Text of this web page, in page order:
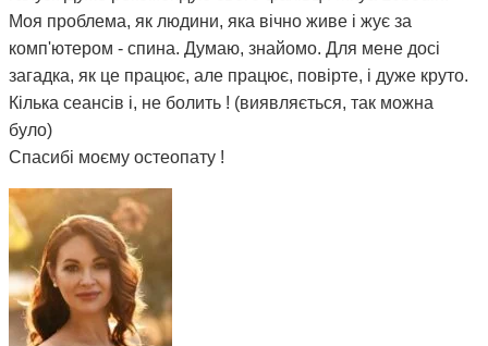
Моя проблема, як людини, яка вічно живе і жує за
комп'ютером - спина. Думаю, знайомо. Для мене досі
загадка, як це працює, але працює, повірте, і дуже круто.
Кілька сеансів і, не болить ! (виявляється, так можна
було)
Спасибі моєму остеопату !